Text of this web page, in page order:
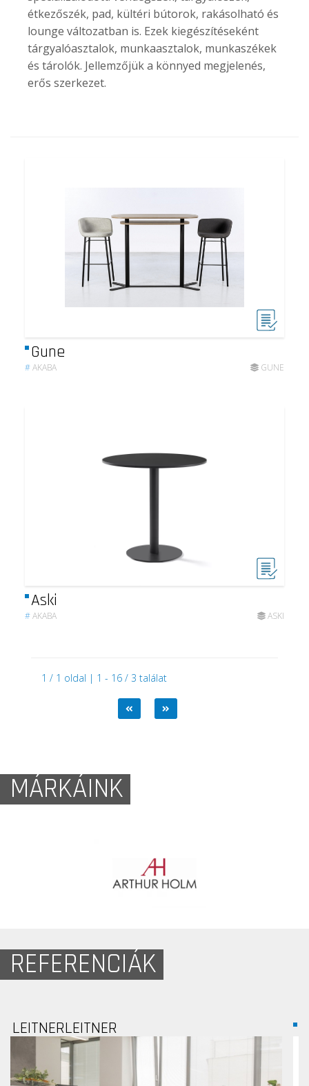
étkezőszék, pad, kültéri bútorok, rakásolható és
lounge változatban is. Ezek kiegészítéseként
tárgyalóasztalok, munkaasztalok, munkaszékek
és tárolók. Jellemzőjük a könnyed megjelenés,
erős szerkezet.
Gune
#AKABA GUNE
Aski
#AKABA ASKI
1 / 1 oldal | 1 - 16 / 3 találat
MÁRKÁINK
REFERENCIÁK
K&H